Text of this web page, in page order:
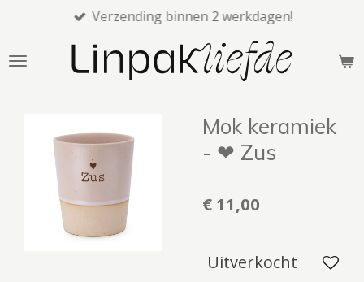
naar
Verzending binnen 2 werkdagen!
Mok keramiek
- ❤ Zus
€ 11,00
Uitverkocht